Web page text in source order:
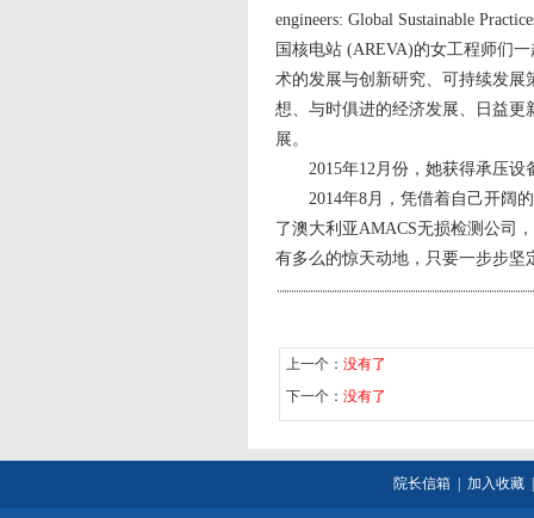
engineers: Global Sustainable
国核电站 (AREVA)的女工程师们
术的发展与创新研究、可持续发
想、与时俱进的经济发展、日益
展。
2015年12月份，她获得承压设
2014年8月，凭借着自己开阔的
了澳大利亚AMACS无损检测公司
有多么的惊天动地，只要一步步
上一个： 没有了
下一个： 没有了
院长信箱 加入收藏